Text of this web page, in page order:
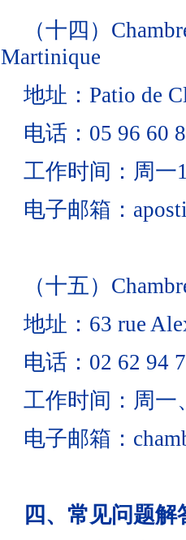
（十四）
Martinique
地址：Patio de
电话：05 96 60
工作时间：周一
电子邮箱：
（十五）
地址：63 rue
电话：02 62 94
工作时间：周一
电子邮箱：
四、常见问题解